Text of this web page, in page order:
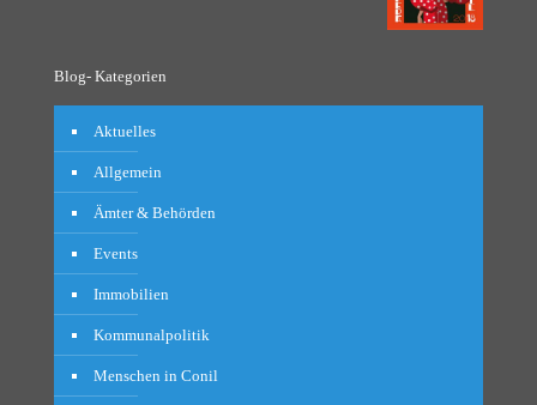
Blog- Kategorien
Aktuelles
Allgemein
Ämter & Behörden
Events
Immobilien
Kommunalpolitik
Menschen in Conil